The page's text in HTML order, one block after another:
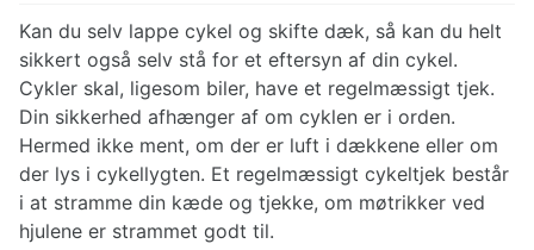
Kan du selv lappe cykel og skifte dæk, så kan du helt
sikkert også selv stå for et eftersyn af din cykel.
Cykler skal, ligesom biler, have et regelmæssigt tjek.
Din sikkerhed afhænger af om cyklen er i orden.
Hermed ikke ment, om der er luft i dækkene eller om
der lys i cykellygten. Et regelmæssigt cykeltjek består
i at stramme din kæde og tjekke, om møtrikker ved
hjulene er strammet godt til.